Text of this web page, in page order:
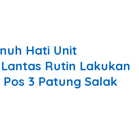
Hati Unit
Rutin Lakukan
3 Patung Salak